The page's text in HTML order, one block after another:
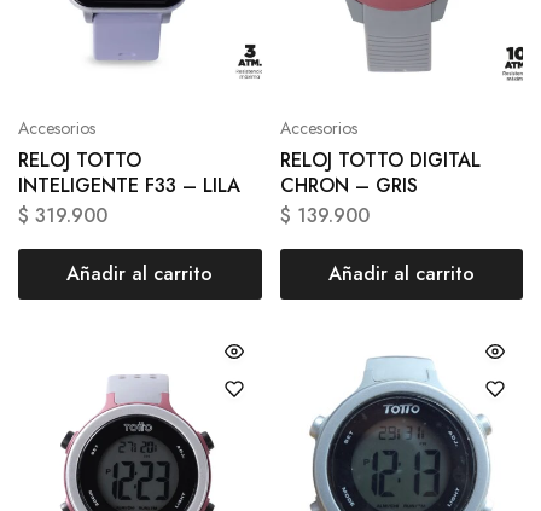
Accesorios
RELOJ TOTTO
INTELIGENTE F33 – LILA
$ 319.900
Añadir al carrito
Accesorios
RELOJ TOTTO DIGITAL
CHRON – GRIS
$ 139.900
Añadir al carrito